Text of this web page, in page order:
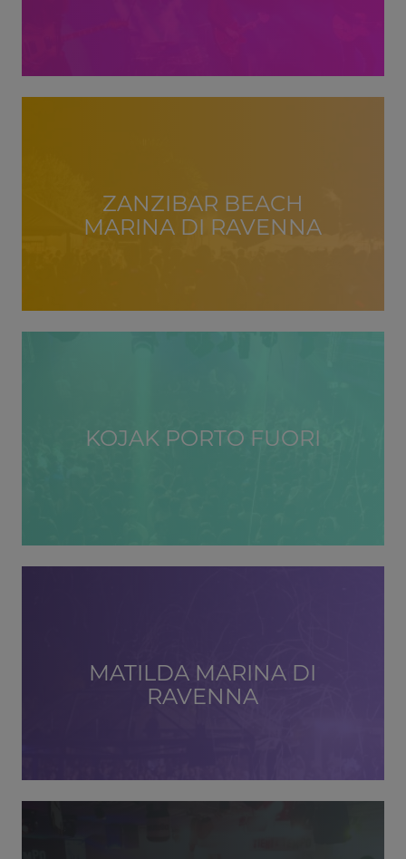
ZANZIBAR BEACH
MARINA DI RAVENNA
KOJAK PORTO FUORI
MATILDA MARINA DI
RAVENNA